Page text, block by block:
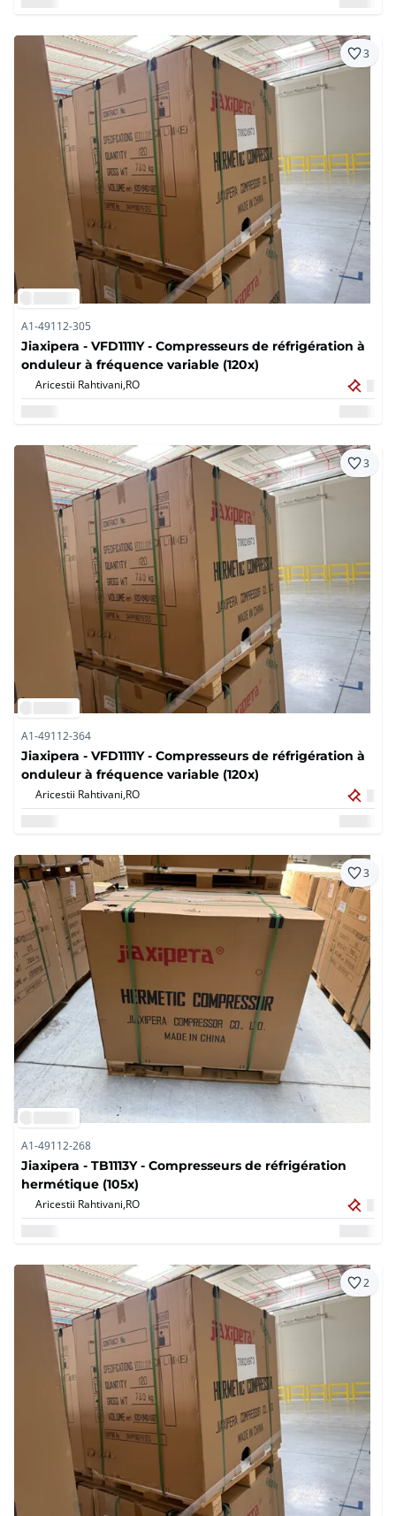
3
A1-49112-305
Jiaxipera - VFD1111Y - Compresseurs de réfrigération à
onduleur à fréquence variable (120x)
Aricestii Rahtivani,RO
3
A1-49112-364
Jiaxipera - VFD1111Y - Compresseurs de réfrigération à
onduleur à fréquence variable (120x)
Aricestii Rahtivani,RO
3
A1-49112-268
Jiaxipera - TB1113Y - Compresseurs de réfrigération
hermétique (105x)
Aricestii Rahtivani,RO
2